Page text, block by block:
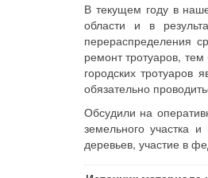
В текущем году в
области и в
перераспределения
ремонт тротуаров,
городских тротуаров
обязательно
Обсудили на
земельного участка
деревьев, участие в